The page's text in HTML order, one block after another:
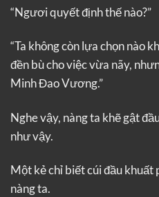
“Ngươi quyết định thế nào?”
“Ta không còn lựa chọn nào
đền bù cho việc vừa nãy,
Minh Đao Vương.”
Nghe vậy, nàng ta khẽ gật
như vậy.
Một kẻ chỉ biết cúi đầu khuất
nàng ta.